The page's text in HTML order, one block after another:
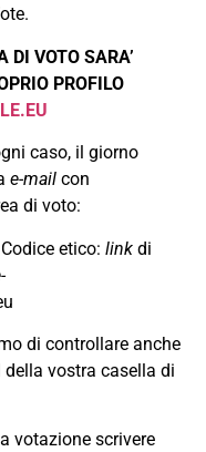
DI VOTO SARA’
PROFILO
caso, il giorno
e-mailcon
di voto:
etico: linkdi
di controllare anche
della vostra casella di
votazione scrivere